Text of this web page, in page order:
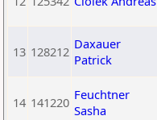
13 128212 Daxauer
Patrick
14 141220 Feuchtner
Sasha